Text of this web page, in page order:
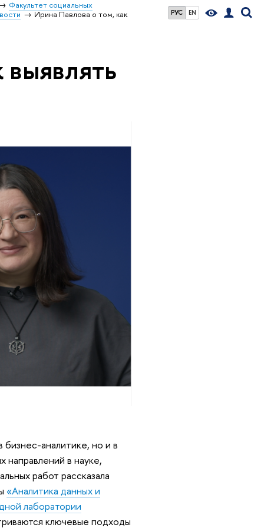
РУС EN
Факультет социальных
Ирина Павлова о том, как
аналитике, но и в
направлений в науке,
работ рассказала
«Аналитика данных и
лаборатории
ключевые подходы